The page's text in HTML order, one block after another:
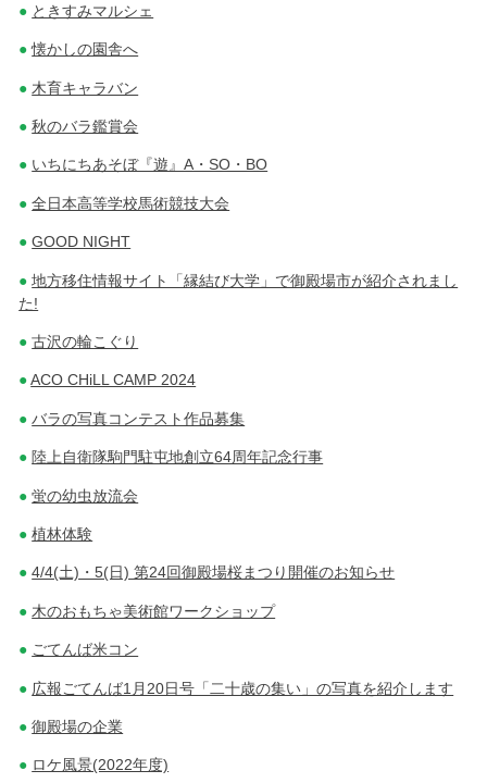
ときすみマルシェ
懐かしの園舎へ
木育キャラバン
秋のバラ鑑賞会
いちにちあそぼ『遊』A・SO・BO
全日本高等学校馬術競技大会
GOOD NIGHT
地方移住情報サイト「縁結び大学」で御殿場市が紹介されまし
た!
古沢の輪こぐり
ACO CHiLL CAMP 2024
バラの写真コンテスト作品募集
陸上自衛隊駒門駐屯地創立64周年記念行事
蛍の幼虫放流会
植林体験
4/4(土)・5(日) 第24回御殿場桜まつり開催のお知らせ
木のおもちゃ美術館ワークショップ
ごてんば米コン
広報ごてんば1月20日号「二十歳の集い」の写真を紹介します
御殿場の企業
ロケ風景(2022年度)